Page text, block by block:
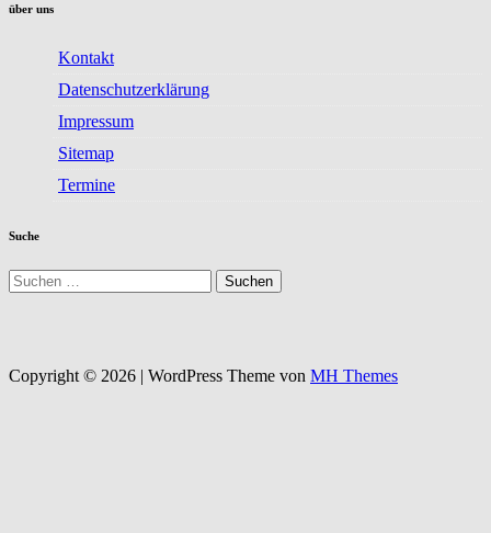
über uns
Kontakt
Datenschutzerklärung
Impressum
Sitemap
Termine
Suche
Suchen
nach:
Copyright © 2026 | WordPress Theme von MH Themes